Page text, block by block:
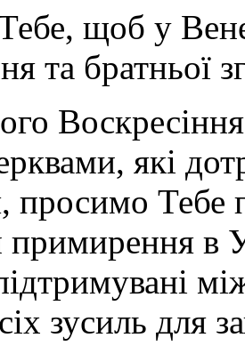
щоб у
та братньої
які
просимо Тебе
примирення в
зусиль для